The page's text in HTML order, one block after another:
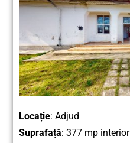
Locație: Adjud
Suprafață: 377 mp interior